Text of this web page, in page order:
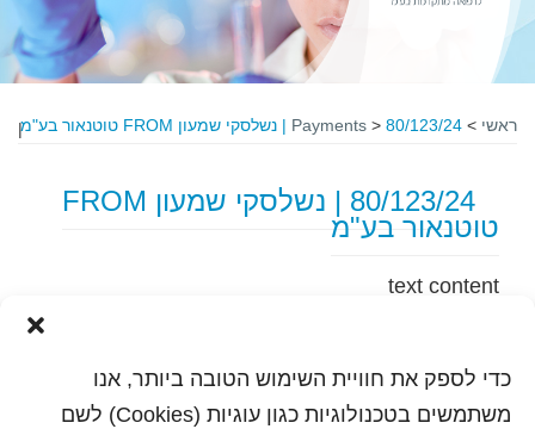
כדי לספק את חוויית השימוש הטובה ביותר, אנו
משתמשים בטכנולוגיות כגון עוגיות (Cookies) לשם
ראשי >
Payments > 80/123/24 | נשלסקי שמעון FROM טוטנאור בע"מ |
80/123/24 | נשלסקי שמעון FROM
טוטנאור בע"מ
text content